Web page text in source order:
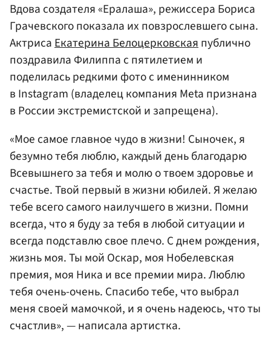
Вдова создателя «Ералаша», режиссера Бориса
Грачевского показала их повзрослевшего сына.
АктрисаЕкатерина Белоцерковскаяпублично
поздравила Филиппа с пятилетием и
поделилась редкими фото с именинником
в Instagram (владелец компания Meta признана
в России экстремистской и запрещена).
«Moе самое главное чудо в жизни! Сыночек, я
безумно тебя люблю, каждый день благодарю
Всевышнего за тебя и молю о твоем здоровье и
счастье. Твой первый в жизни юбилей. Я желаю
тебе всего самого наилучшего в жизни. Помни
всегда, что я буду за тебя в любой ситуации и
всегда подставлю свое плечо. С днем рождения,
жизнь моя. Ты мой Оскар, моя Нобелевская
премия, моя Ника и все премии мира. Люблю
тебя очень-очень. Спасибо тебе, что выбрал
меня своей мамочкой, и я очень надеюсь, что ты
счастлив», — написала артистка.